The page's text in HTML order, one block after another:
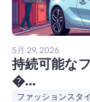
5月 29, 2026
持続可能な
�...
ファッションスタ